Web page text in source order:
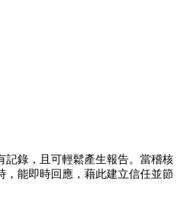
記錄，且可輕鬆產生報告。當稽核
，能即時回應，藉此建立信任並節